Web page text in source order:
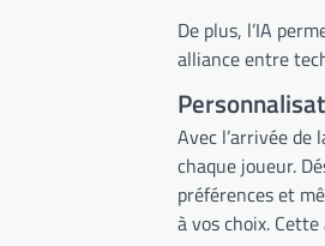
De plus, l’IA
alliance entre
Avec l’arrivée
chaque joueur.
préférences et
à vos choix.